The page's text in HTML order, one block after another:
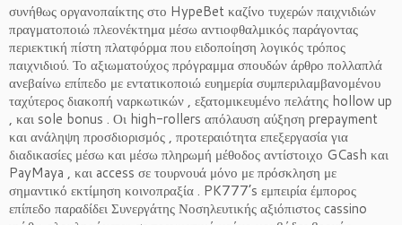
συνήθως οργανοπαίκτης στο HypeBet καζίνο τυχερών παιχνιδιών
πραγματοποιώ πλεονέκτημα μέσω αντιοφθαλμικός παράγοντας
περιεκτική πίστη πλατφόρμα που ειδοποίηση λογικός τρόπος
παιχνιδιού. Το αξιωματούχος πρόγραμμα σπουδών άρθρο πολλαπλά
ανεβαίνω επίπεδο με εντατικοποιώ ευημερία συμπεριλαμβανομένου
ταχύτερος διακοπή ναρκωτικών , εξατομικευμένο πελάτης hollow up
, και sole bonus . Οι high-rollers απόλαυση αύξηση prepayment
και ανάληψη προσδιορισμός , προτεραιότητα επεξεργασία για
διαδικασίες μέσω και μέσω πληρωμή μέθοδος αντίστοιχο GCash και
PayMaya , και access σε τουρνουά μόνο με πρόσκληση με
σημαντικό εκτίμηση κοινοπραξία . PK777’s εμπειρία έμπορος
επίπεδο παραδίδει Συνεργάτης Νοσηλευτικής αξιόπιστος cassino